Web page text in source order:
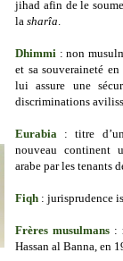
jihad afin de le
la sharîa.
Dhimmi : non
et sa souveraineté
lui assure une
discriminations
Eurabia : titre
nouveau continent
arabe par les tenants
Fiqh : jurisprudence
Frères musulmans :
Hassan al Banna, en